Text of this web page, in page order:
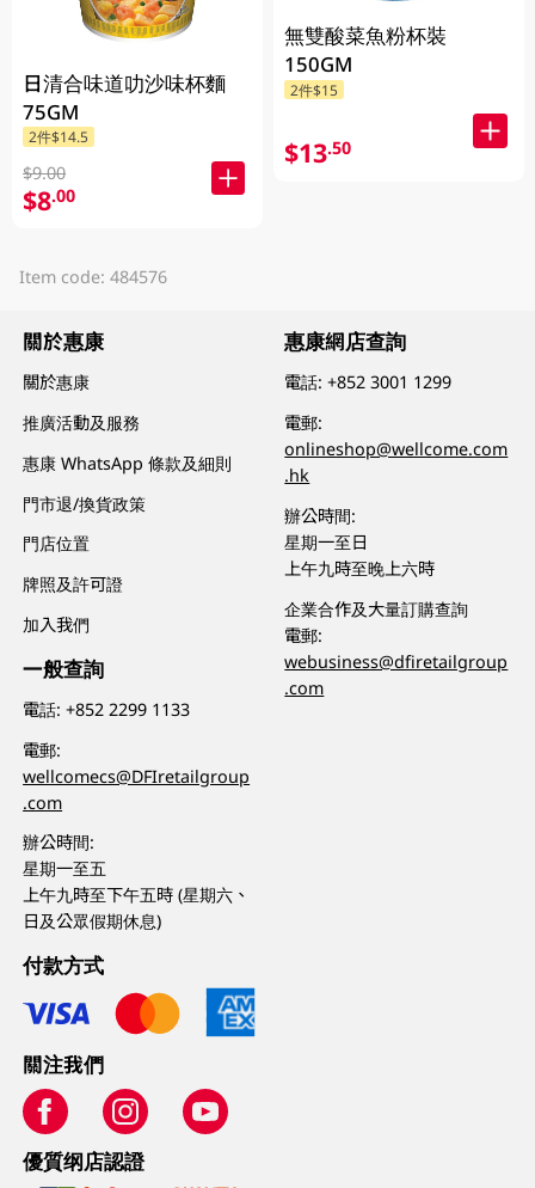
日清合味道叻沙味杯麵
75GM
2件$14.5
$9.00
$8.00
無雙酸菜魚粉杯裝
150GM
2件$15
$13.50
Item code: 484576
關於惠康
關於惠康
推廣活動及服務
惠康 WhatsApp 條款及細則
門市退/換貨政策
門店位置
牌照及許可證
加入我們
一般查詢
電話:+852 2299 1133
電郵:
wellcomecs@DFIretailgroup
.com
辦公時間:
星期一至五
上午九時至下午五時 (星期六、
日及公眾假期休息)
惠康網店查詢
電話:+852 3001 1299
電郵:
onlineshop@wellcome.com
.hk
辦公時間:
星期一至日
上午九時至晚上六時
企業合作及大量訂購查詢
電郵:
webusiness@dfiretailgroup
.com
付款方式
關注我們
優質纲店認證